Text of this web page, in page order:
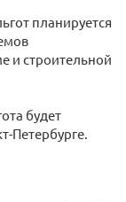
планируется
и строительной
будет
Петербурге.